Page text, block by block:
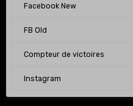
Facebook New
FB Old
Compteur de victoires
Instagram